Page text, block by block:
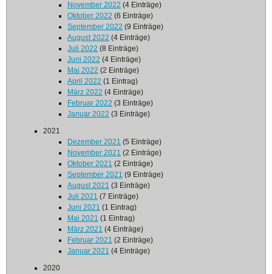
November 2022 (4 Einträge)
Oktober 2022 (6 Einträge)
September 2022 (9 Einträge)
August 2022 (4 Einträge)
Juli 2022 (8 Einträge)
Juni 2022 (4 Einträge)
Mai 2022 (2 Einträge)
April 2022 (1 Eintrag)
März 2022 (4 Einträge)
Februar 2022 (3 Einträge)
Januar 2022 (3 Einträge)
2021
Dezember 2021 (5 Einträge)
November 2021 (2 Einträge)
Oktober 2021 (2 Einträge)
September 2021 (9 Einträge)
August 2021 (3 Einträge)
Juli 2021 (7 Einträge)
Juni 2021 (1 Eintrag)
Mai 2021 (1 Eintrag)
März 2021 (4 Einträge)
Februar 2021 (2 Einträge)
Januar 2021 (4 Einträge)
2020